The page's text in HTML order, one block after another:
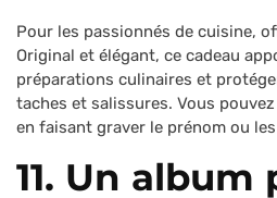
Pour les passionnés de cuisine,
Original et élégant, ce cadeau
préparations culinaires et
taches et salissures. Vous
en faisant graver le prénom ou
11. Un album